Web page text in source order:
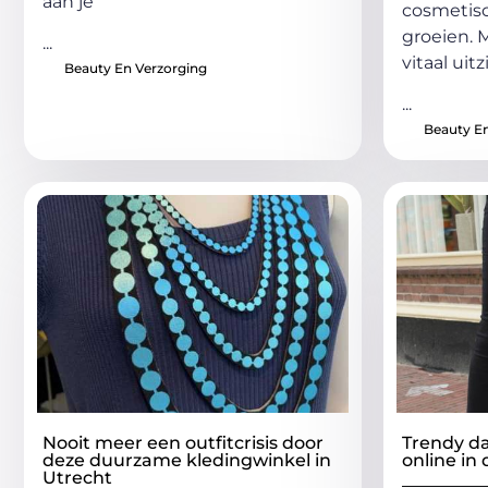
...
Beauty En Verzorging
groeien.
vitaal
...
Beauty
Nooit meer een outfitcrisis door
deze duurzame kledingwinkel in
Utrecht
Trendy
online in